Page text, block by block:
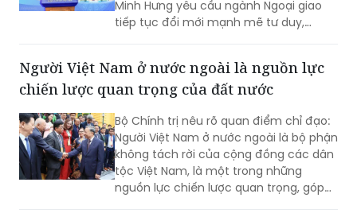
Sáng 4/8, tham dự và phát biểu chỉ
đạo tại Phiên toàn thể của Hội nghị
Minh Hưng yêu cầu ngành Ngoại giao
tiếp tục đổi mới mạnh mẽ tư duy,
phương thức triển khai công tác đối
ngoại theo hướng chủ động hơn, thực
chất hơn, đồng hành chặt chẽ hơn với
các Bộ, ngành, địa phương và cộng
đồng doanh nghiệp nhằm góp phần
thực hiện mục tiêu tăng trưởng 2 con
số.
Người Việt Nam ở nước ngoài là nguồn lực
chiến lược quan trọng của đất nước
Bộ Chính trị nêu rõ quan điểm chỉ đạo:
Người Việt Nam ở nước ngoài là bộ phận